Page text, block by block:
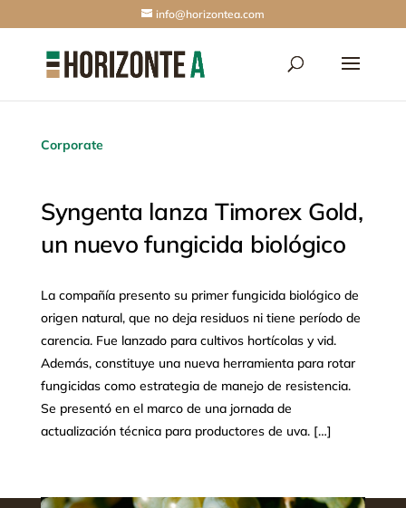
info@horizontea.com
Corporate
Syngenta lanza Timorex Gold,
un nuevo fungicida biológico
La compañía presento su primer fungicida biológico de
origen natural, que no deja residuos ni tiene período de
carencia. Fue lanzado para cultivos hortícolas y vid.
Además, constituye una nueva herramienta para rotar
fungicidas como estrategia de manejo de resistencia.
Se presentó en el marco de una jornada de
actualización técnica para productores de uva. […]